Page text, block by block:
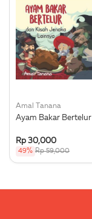
Amal Tanana
Ayam Bakar Bertelur
Rp 30,000
49% Rp 59,000